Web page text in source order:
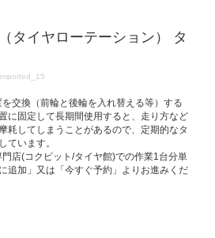
タイヤローテーション） タ
交換（前輪と後輪を入れ替える等）する
に固定して長期間使用すると、走り方など
耗してしまうことがあるので、定期的なタ
ています。
店(コクピット/タイヤ館)での作業1台分単
追加」又は「今すぐ予約」よりお進みくだ